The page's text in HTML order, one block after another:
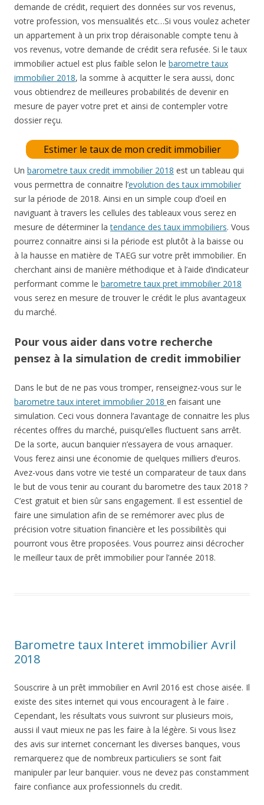
demande de crédit, requiert des données sur vos revenus,
votre profession, vos mensualités etc…Si vous voulez acheter
un appartement à un prix trop déraisonable compte tenu à
vos revenus, votre demande de crédit sera refusée. Si le taux
immobilier actuel est plus faible selon le barometre taux
immobilier 2018, la somme à acquitter le sera aussi, donc
vous obtiendrez de meilleures probabilités de devenir en
mesure de payer votre pret et ainsi de contempler votre
dossier reçu.
Estimer le taux de mon credit immobilier
Un barometre taux credit immobilier 2018 est un tableau qui
vous permettra de connaitre l’evolution des taux immobilier
sur la période de 2018. Ainsi en un simple coup d’oeil en
naviguant à travers les cellules des tableaux vous serez en
mesure de déterminer latendance des taux immobiliers. Vous
pourrez connaitre ainsi si la période est plutôt à la baisse ou
à la hausse en matière de TAEG sur votre prêt immobilier. En
cherchant ainsi de manière méthodique et à l’aide d’indicateur
performant comme le barometre taux pret immobilier 2018
vous serez en mesure de trouver le crédit le plus avantageux
du marché.
Pour vous aider dans votre recherche
pensez à la simulation de credit immobilier
Dans le but de ne pas vous tromper, renseignez-vous sur le
barometre taux interet immobilier 2018 en faisant une
simulation. Ceci vous donnera l’avantage de connaitre les plus
récentes offres du marché, puisqu’elles fluctuent sans arrêt.
De la sorte, aucun banquier n’essayera de vous arnaquer.
Vous ferez ainsi une économie de quelques milliers d’euros.
Avez-vous dans votre vie testé un comparateur de taux dans
le but de vous tenir au courant du barometre des taux 2018 ?
C’est gratuit et bien sûr sans engagement. Il est essentiel de
faire une simulation afin de se remémorer avec plus de
précision votre situation financière et les possibilitès qui
pourront vous être proposées. Vous pourrez ainsi décrocher
le meilleur taux de prêt immobilier pour l’année 2018.
Barometre taux Interet immobilier Avril
2018
Souscrire à un prêt immobilier en Avril 2016 est chose aisée. Il
existe des sites internet qui vous encouragent à le faire .
Cependant, les résultats vous suivront sur plusieurs mois,
aussi il vaut mieux ne pas les faire à la légère. Si vous lisez
des avis sur internet concernant les diverses banques, vous
remarquerez que de nombreux particuliers se sont fait
manipuler par leur banquier. vous ne devez pas constamment
faire confiance aux professionnels du credit.